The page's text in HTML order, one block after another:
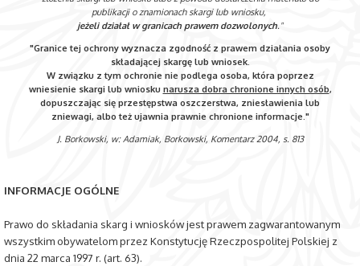
publikacji o znamionach skargi lub wniosku,
jeżeli działał w granicach prawem dozwolonych."
"Granice tej ochrony wyznacza zgodność z prawem działania osoby
składającej skargę lub wniosek.
W związku z tym ochronie nie podlega osoba, która poprzez
wniesienie skargi lub wniosku narusza dobra chronione innych osób,
dopuszczając się przestępstwa oszczerstwa, zniesławienia lub
zniewagi, albo też ujawnia prawnie chronione informacje."
J. Borkowski, w: Adamiak, Borkowski, Komentarz 2004, s. 813
INFORMACJE OGÓLNE
Prawo do składania skarg i wniosków jest prawem zagwarantowanym
wszystkim obywatelom przez Konstytucję Rzeczpospolitej Polskiej z
dnia 22 marca 1997 r. (art. 63).